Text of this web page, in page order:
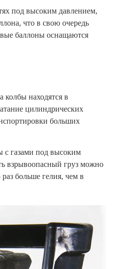
под высоким давлением,
что в свою очередь
баллоны оснащаются
колбы находятся в
цилиндрических
больших
с газами под высоким
взрывоопасный груз можно
больше гелия, чем в